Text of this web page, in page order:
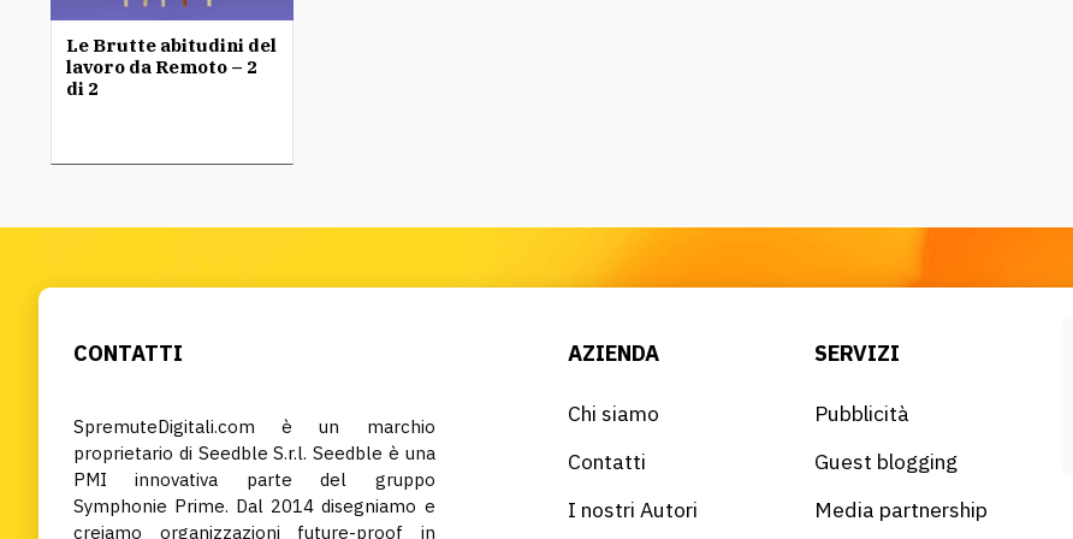
Le Brutte abitudini del
lavoro da Remoto – 2
di 2
CONTATTI
SpremuteDigitali.com è un marchio
proprietario di Seedble S.r.l. Seedble è una
PMI innovativa parte del gruppo
Symphonie Prime. Dal 2014 disegniamo e
creiamo organizzazioni future-proof in
AZIENDA
Chi siamo
Contatti
I nostri Autori
SERVIZI
Pubblicità
Guest blogging
Media partnership